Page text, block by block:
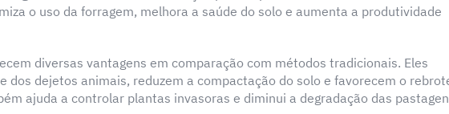
o uso da forragem, melhora a saúde do solo e aumenta a produtividade
diversas vantagens em comparação com métodos tradicionais. Eles
dejetos animais, reduzem a compactação do solo e favorecem o
ajuda a controlar plantas invasoras e diminui a degradação das